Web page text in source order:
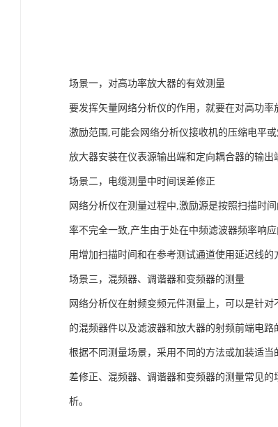
场景一，对高功率放大器的有效测量
要发挥矢量网络分析仪的作用，就要在对高功
激励范围,可能会网络分析仪接收机的压缩电平
放大器安装在仪表源输出端和定向耦合器的输出
场景二，电缆测量中时间误差修正
网络分析仪在测量过程中,激励源是按照扫描时
率不完全一致,产生由于处在中频滤波器频率响
用增加扫描时间和在参考测试通道使用延迟线的
场景三，混频器、调谐器和变频器的测量
网络分析仪在射频变频元件测量上，可以是针
的混频器件以及滤波器和放大器的射频前端电
根据不同测量场景，采用不同的方法或加装适
差修正、混频器、调谐器和变频器的测量常见
析。